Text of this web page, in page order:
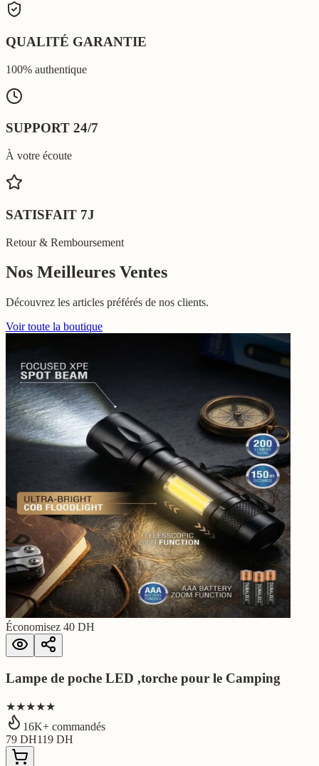
QUALITÉ GARANTIE
100% authentique
SUPPORT 24/7
À votre écoute
SATISFAIT 7J
Retour & Remboursement
Nos Meilleures Ventes
Découvrez les articles préférés de nos clients.
Voir toute la boutique
Économisez 40 DH
Lampe de poche LED ,torche pour le Camping
★★★★★
16K+ commandés
79 DH119 DH